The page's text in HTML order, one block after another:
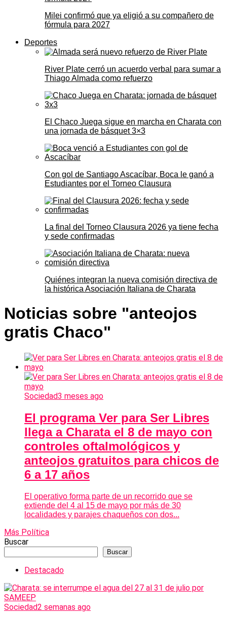
Milei confirmó que ya eligió a su compañero de
fórmula para 2027
Deportes
River Plate cerró un acuerdo verbal para sumar a
Thiago Almada como refuerzo
El Chaco Juega sigue en marcha en Charata con
una jornada de básquet 3×3
Con gol de Santiago Ascacíbar, Boca le ganó a
Estudiantes por el Torneo Clausura
La final del Torneo Clausura 2026 ya tiene fecha
y sede confirmadas
Quiénes integran la nueva comisión directiva de
la histórica Asociación Italiana de Charata
Noticias sobre "anteojos
gratis Chaco"
Sociedad3 meses ago
El programa Ver para Ser Libres
llega a Charata el 8 de mayo con
controles oftalmológicos y
anteojos gratuitos para chicos de
6 a 17 años
El operativo forma parte de un recorrido que se
extiende del 4 al 15 de mayo por más de 30
localidades y parajes chaqueños con dos...
Más Política
Buscar
Buscar
Destacado
Sociedad2 semanas ago